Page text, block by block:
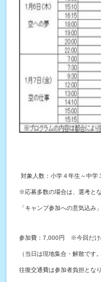
対象人数：小学４年生～中
※応募多数の場合は、選考とな
「キャンプ参加への意気込み
参加費：7,000円 ※今回だけ
（当日は現地集合・解散です
往復交通費は参加者負担となり